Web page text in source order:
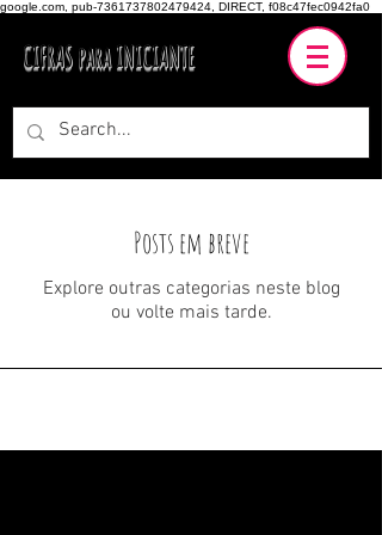
google.com, pub-7361737802479424, DIRECT, f08c47fec0942fa0
CIFRAS para INICIANTE
Posts em breve
Explore outras categorias neste blog
ou volte mais tarde.